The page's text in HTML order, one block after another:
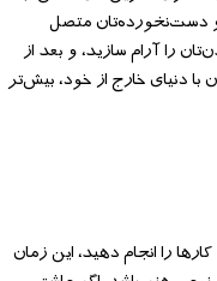
دست‌نخورده‌تان متصل
را آرام سازید، و بعد از
دنیای خارج از خود، بیش‌تر
را انجام دهید، این زمان